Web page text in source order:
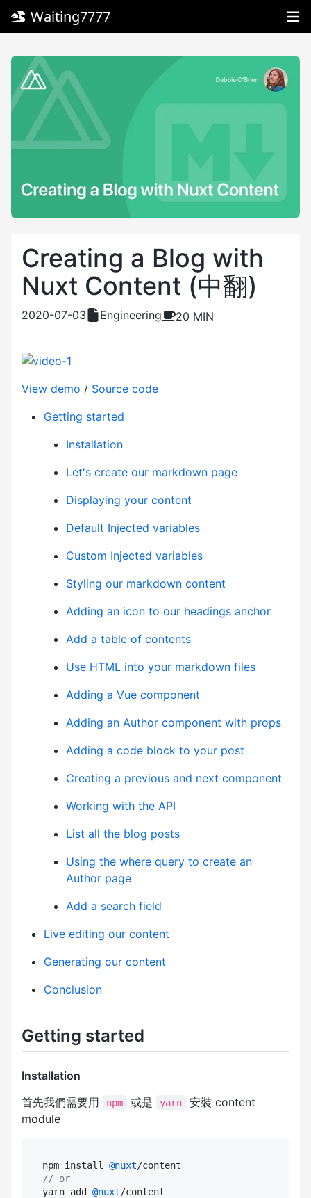
Waiting7777
Creating a Blog with
Nuxt Content (中翻)
2020-07-03 Engineering 20 MIN
View demo / Source code
Getting started
Installation
Let's create our markdown page
Displaying your content
Default Injected variables
Custom Injected variables
Styling our markdown content
Adding an icon to our headings anchor
Add a table of contents
Use HTML into your markdown files
Adding a Vue component
Adding an Author component with props
Adding a code block to your post
Creating a previous and next component
Working with the API
List all the blog posts
Using the where query to create an
Author page
Add a search field
Live editing our content
Generating our content
Conclusion
Getting started
Installation
首先我們需要用
npm 或是 yarn
安裝 content
module
npm install @nuxt
// or
yarn add @nuxt